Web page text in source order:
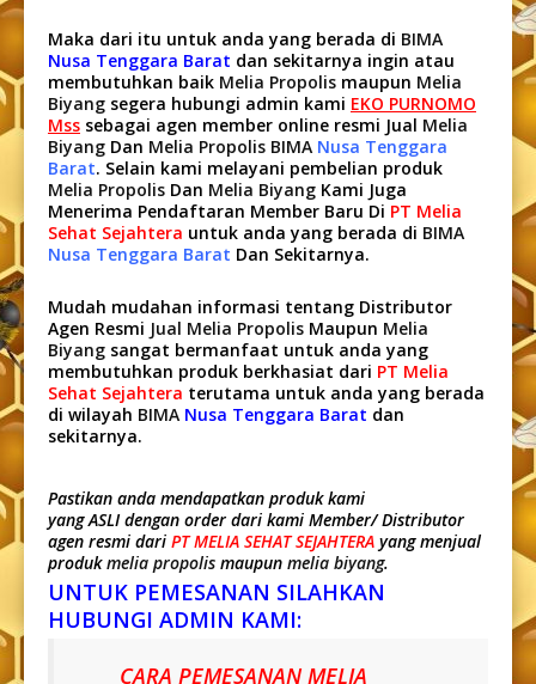
Maka dari itu untuk anda yang berada di BIMA
Nusa Tenggara Barat dan sekitarnya ingin atau
membutuhkan baik Melia Propolis maupun Melia
Biyang segera hubungi admin kami EKO PURNOMO
Mss sebagai agen member online resmi Jual Melia
Biyang Dan Melia Propolis BIMA Nusa Tenggara
Barat. Selain kami melayani pembelian produk
Melia Propolis Dan Melia Biyang Kami Juga
Menerima Pendaftaran Member Baru Di PT Melia
Sehat Sejahtera untuk anda yang berada di BIMA
Nusa Tenggara Barat Dan Sekitarnya.
Mudah mudahan informasi tentang Distributor
Agen Resmi Jual Melia Propolis Maupun Melia
Biyang sangat bermanfaat untuk anda yang
membutuhkan produk berkhasiat dari PT Melia
Sehat Sejahtera terutama untuk anda yang berada
di wilayah BIMA Nusa Tenggara Barat dan
sekitarnya.
Pastikan anda mendapatkan produk kami
yang ASLI dengan order dari kami Member/ Distributor
agen resmi dari PT MELIA SEHAT SEJAHTERA yang menjual
produkmelia propolis maupun melia biyang.
UNTUK PEMESANAN SILAHKAN
HUBUNGI ADMIN KAMI:
CARA PEMESANAN MELIA